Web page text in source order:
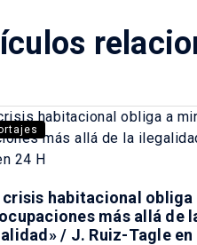
crisis habitacional obliga
más allá de
/ J. Ruiz-Tagle en